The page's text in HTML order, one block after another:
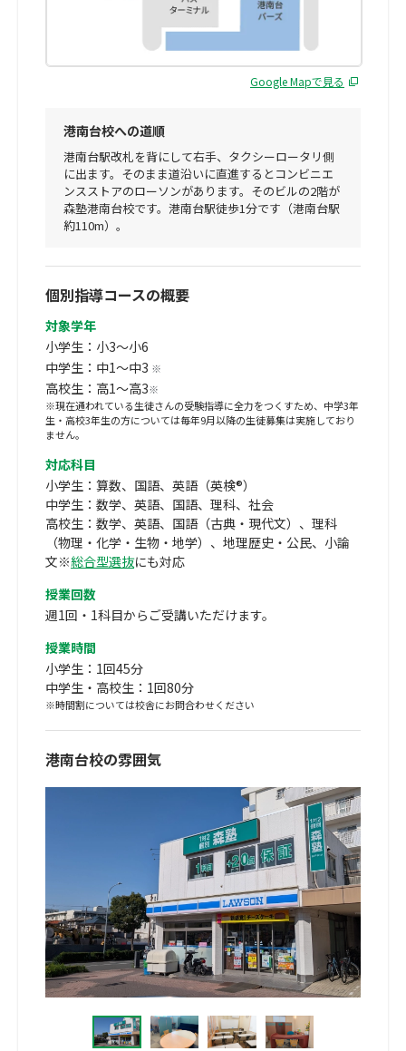
個別指導コースの概要
対象学年
小学生：小3～小6
中学生：中1～中3 ※
高校生：高1～高3※
※現在通われている生徒さんの受験指導に全力をつくすため、中学3年
生・高校3年生の方については毎年9月以降の生徒募集は実施しており
ません。
対応科目
小学生：算数、国語、英語（英検®）
中学生：数学、英語、国語、理科、社会
高校生：数学、英語、国語（古典・現代文）、理科
（物理・化学・生物・地学）、地理歴史・公民、小論
文※総合型選抜にも対応
授業回数
週1回・1科目からご受講いただけます。
授業時間
小学生：1回45分
中学生・高校生：1回80分
※時間割については校舎にお問合わせください
港南台校の雰囲気
Google Mapで見る
港南台校への道順
港南台駅改札を背にして右手、タクシーロータリ側
に出ます。そのまま道沿いに直進するとコンビニエ
ンスストアのローソンがあります。そのビルの2階が
森塾港南台校です。港南台駅徒歩1分です（港南台駅
約110m）。